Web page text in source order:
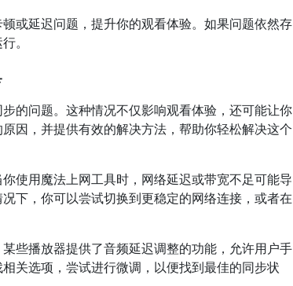
或延迟问题，提升你的观看体验。如果问题依然存
。
的问题。这种情况不仅影响观看体验，还可能让你
因，并提供有效的解决方法，帮助你轻松解决这个
使用魔法上网工具时，网络延迟或带宽不足可能导
下，你可以尝试切换到更稳定的网络连接，或者在
些播放器提供了音频延迟调整的功能，允许用户手
关选项，尝试进行微调，以便找到最佳的同步状